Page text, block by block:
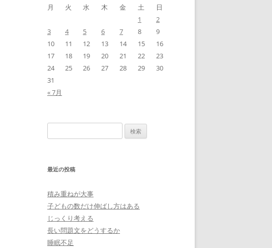
月
火 水 木 金 土
日
1
2
3
4 5 6 7 8
9
10
11 12 13 14 15
16
17
18 19 20 21 22
23
24
25 26 27 28 29
30
31
« 7月
索:
最近の投稿
積み重ねが大事
子どもの数だけ伸ばし方はある
じっくり考える
長い問題文をどうするか
睡眠不足